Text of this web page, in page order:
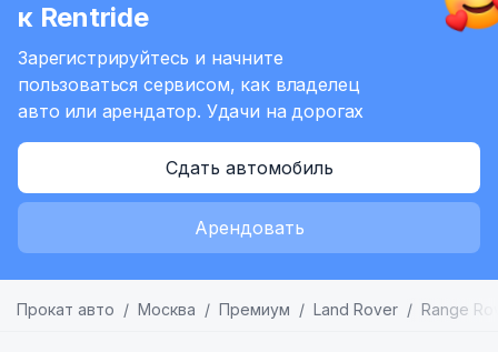
к Rentride
Зарегистрируйтесь и начните
пользоваться сервисом, как владелец
авто или арендатор. Удачи на дорогах
Сдать автомобиль
Арендовать
Прокат авто Москва Премиум Land Rover Range